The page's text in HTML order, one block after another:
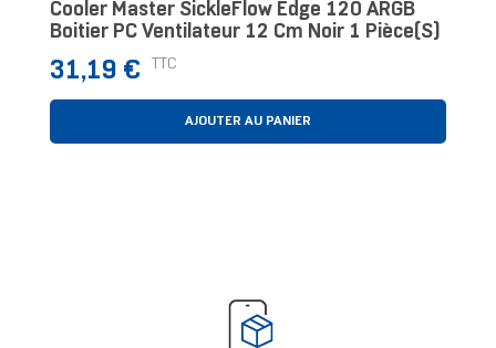
Cooler Master SickleFlow Edge 120 ARGB
Boitier PC Ventilateur 12 Cm Noir 1 Pièce(s)
Prix
31,19 € TTC
AJOUTER AU PANIER